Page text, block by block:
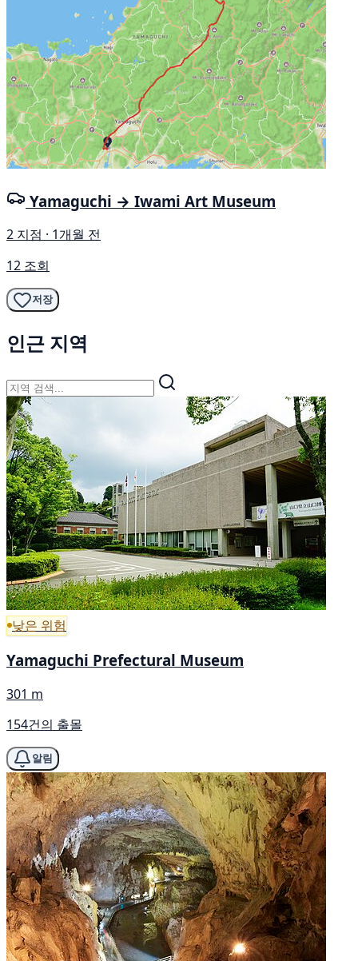
Yamaguchi → Iwami Art Museum
2 지점 · 1개월 전
12 조회
저장
인근 지역
낮은 위험
Yamaguchi Prefectural Museum
301 m
154건의 출몰
알림